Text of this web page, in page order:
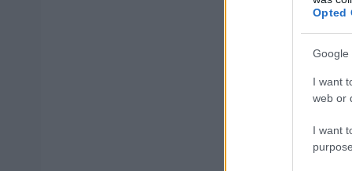
Opted
Google
I want
web or
I want
ΑΣΕΠ: Εξ
μέρες